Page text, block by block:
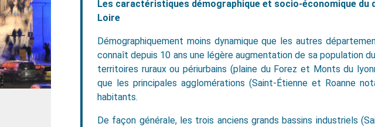
Les caractéristiques démographique et socio-économique du
Loire
Démographiquement moins dynamique que les autres
connaît depuis 10 ans une légère augmentation de sa population
territoires ruraux ou périurbains (plaine du Forez et Monts du
que les principales agglomérations (Saint-Étienne et Roanne
habitants.
De façon générale, les trois anciens grands bassins industriels